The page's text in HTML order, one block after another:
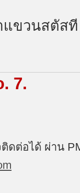
ขวนสตัสที่
7.
ดต่อได้ ผ่าน